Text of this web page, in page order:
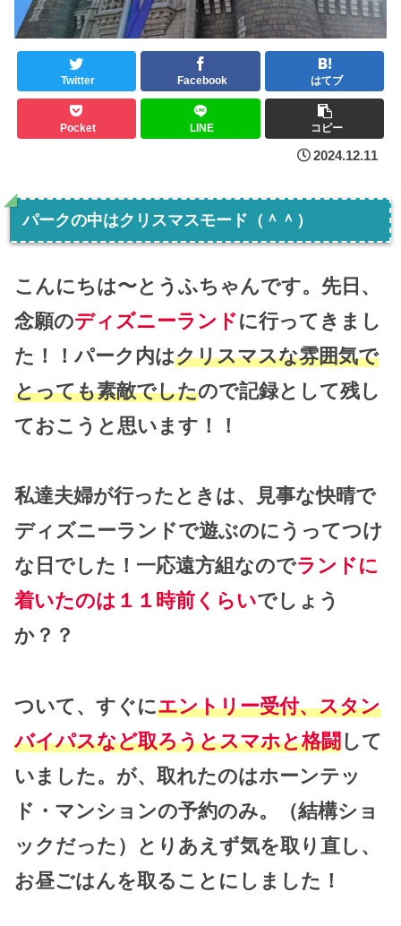
Twitter Facebook はてブ
Pocket LINE コピー
2024.12.11
パークの中はクリスマスモード（＾＾）
こんにちは〜とうふちゃんです。先日、
念願のディズニーランドに行ってきまし
た！！パーク内はクリスマスな雰囲気で
とっても素敵でしたので記録として残し
ておこうと思います！！
私達夫婦が行ったときは、見事な快晴で
ディズニーランドで遊ぶのにうってつけ
な日でした！一応遠方組なのでランドに
着いたのは１１時前くらいでしょう
か？？
ついて、すぐにエントリー受付、スタン
バイパスなど取ろうとスマホと格闘して
いました。が、取れたのはホーンテッ
ド・マンションの予約のみ。（結構ショ
ックだった）とりあえず気を取り直し、
お昼ごはんを取ることにしました！